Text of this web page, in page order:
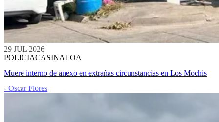
29 JUL 2026
POLICIACASINALOA
Muere interno de anexo en extrañas circunstancias en Los Mochis
- Oscar Flores